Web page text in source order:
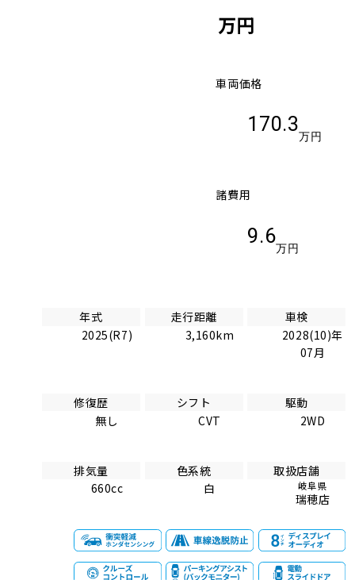
万円
車両価格
170.3
万円
諸費用
9.6
万円
年式
2025(R7)
走行距離
3,160km
車検
2028(10)年
07月
修復歴
無し
シフト
CVT
駆動
2WD
排気量
660cc
色系統
白
取扱店舗
岐阜県
瑞穂店